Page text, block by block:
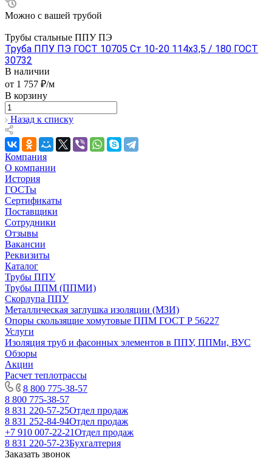
Можно с вашей трубой
Трубы стальные ППУ ПЭ
Труба ППУ ПЭ ГОСТ 10705 Ст 10-20 114x3,5 / 180 ГОСТ
30732
В наличии
от 1 757 ₽/м
В корзину
Назад к списку
Компания
О компании
История
ГОСТы
Сертификаты
Поставщики
Сотрудники
Отзывы
Вакансии
Реквизиты
Каталог
Трубы ППУ
Трубы ППМ (ППМИ)
Скорлупа ППУ
Металлическая заглушка изоляции (МЗИ)
Опоры скользящие хомутовые ППМ ГОСТ Р 56227
Услуги
Изоляция труб и фасонных элементов в ППУ, ППМи, ВУС
Обзоры
Акции
Расчет теплотрассы
8 800 775-38-57
8 800 775-38-57
8 831 220-57-25Отдел продаж
8 831 252-84-94Отдел продаж
+7 910 007-22-21Отдел продаж
8 831 220-57-23Бухгалтерия
Заказать звонок